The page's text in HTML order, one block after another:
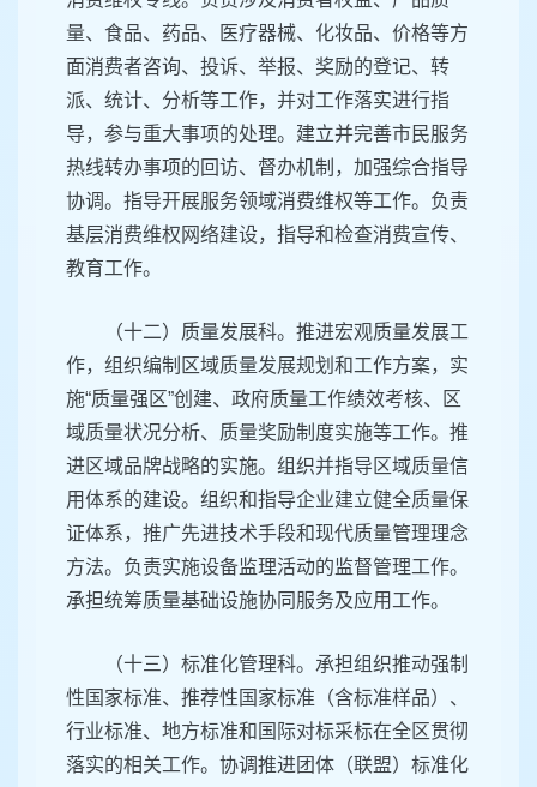
量、食品、药品、医疗器械、化妆品、价格等方
面消费者咨询、投诉、举报、奖励的登记、转
派、统计、分析等工作，并对工作落实进行指
导，参与重大事项的处理。建立并完善市民服务
热线转办事项的回访、督办机制，加强综合指导
协调。指导开展服务领域消费维权等工作。负责
基层消费维权网络建设，指导和检查消费宣传、
教育工作。
（十二）质量发展科。推进宏观质量发展工
作，组织编制区域质量发展规划和工作方案，实
施“质量强区”创建、政府质量工作绩效考核、区
域质量状况分析、质量奖励制度实施等工作。推
进区域品牌战略的实施。组织并指导区域质量信
用体系的建设。组织和指导企业建立健全质量保
证体系，推广先进技术手段和现代质量管理理念
方法。负责实施设备监理活动的监督管理工作。
承担统筹质量基础设施协同服务及应用工作。
（十三）标准化管理科。承担组织推动强制
性国家标准、推荐性国家标准（含标准样品）、
行业标准、地方标准和国际对标采标在全区贯彻
落实的相关工作。协调推进团体（联盟）标准化